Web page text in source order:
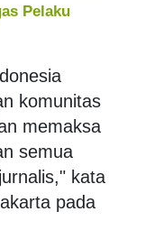
Pelaku
komunitas
memaksa
semua
kata
pada